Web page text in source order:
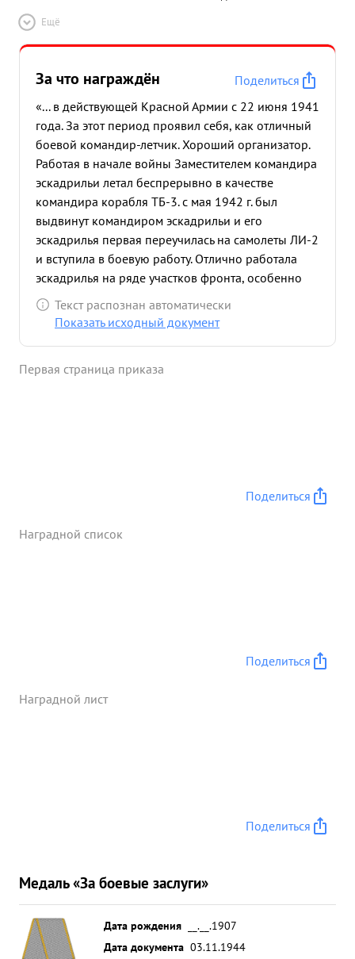
Ещё
За что награждён
Поделиться
«... в действующей Красной Армии с 22 июня 1941
года. За этот период проявил себя, как отличный
боевой командир-летчик. Хороший организатор.
Работая в начале войны Заместителем командира
эскадрильи летал беспрерывно в качестве
командира корабля ТБ-3. с мая 1942 г. был
выдвинут командиром эскадрильи и его
эскадрилья первая переучилась на самолеты ЛИ-2
и вступила в боевую работу. Отлично работала
эскадрилья на ряде участков фронта, особенно
хорошо работала в интересах Кавказкого фронта,
где сделала более 500 боевых вылетов. с марта
организатором и полк сколотил в боевой
Текст распознан автоматически
Показать исходный документ
Первая страница приказа
Поделиться
Наградной список
Поделиться
Наградной лист
Поделиться
Медаль «За боевые заслуги»
Дата рождения
__.__.1907
Дата документа 03.11.1944